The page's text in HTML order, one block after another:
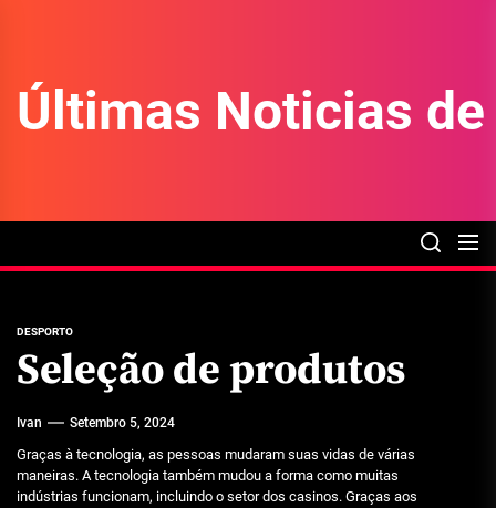
content
Últimas Noticias
DESPORTO
Seleção de produtos
Ivan Setembro 5, 2024
Graças à tecnologia, as pessoas mudaram suas vidas de várias
maneiras. A tecnologia também mudou a forma como muitas
indústrias funcionam, incluindo o setor dos casinos. Graças aos